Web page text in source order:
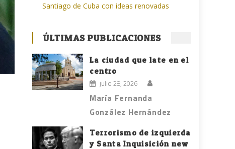
Santiago de Cuba con ideas renovadas
ÚLTIMAS PUBLICACIONES
La ciudad que late en el
centro
julio 28, 2026
María Fernanda
González Hernández
Terrorismo de izquierda
y Santa Inquisición new